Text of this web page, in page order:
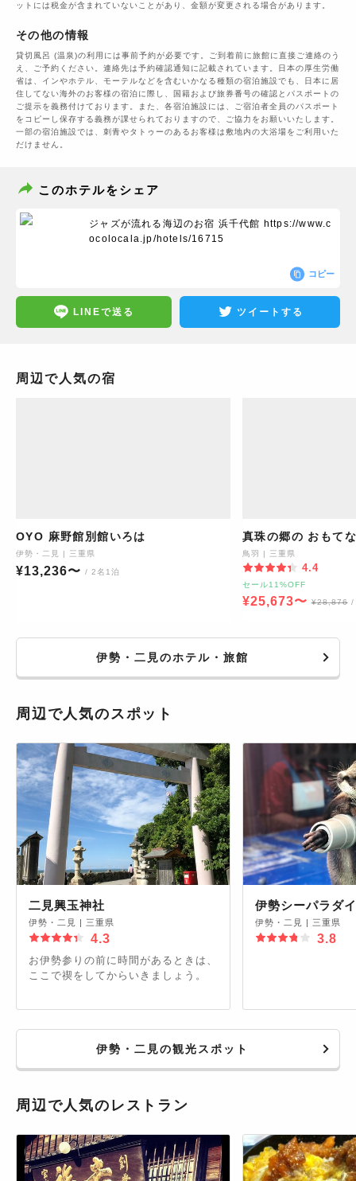
ットには税金が含まれていないことがあり、金額が変更される場合があります。
その他の情報
貸切風呂 (温泉)の利用には事前予約が必要です。ご到着前に旅館に直接ご連絡のう
え、ご予約ください。連絡先は予約確認通知に記載されています。日本の厚生労働
省は、インやホテル、モーテルなどを含むいかなる種類の宿泊施設でも、日本に​居
住してない海外のお客様の宿泊に際し、国籍および旅券番号の確認とパスポートの
ご提示を義務付け​ております。また、各宿泊施設には、ご宿泊者全員のパスポート
をコピーし保存する義務が課せられておりますの​で、ご協力をお願いいたします。
一部の宿泊施設では、刺青やタトゥーのあるお客様は敷地内の大浴場をご利用いた
だけません。
このホテルをシェア
ジャズが流れる海辺のお宿 浜千代館 https://www.c
ocolocala.jp/hotels/16715
コピー
LINEで送る ツイートする
周辺で人気の宿
OYO 麻野館別館いろは
伊勢・二見 三重県
¥13,236〜 / 2名1泊
真珠の郷の おもて
鳥羽 三重県
4.4
セール11%OFF
¥25,673〜 ¥28,876 /
伊勢・二見のホテル・旅館
周辺で人気のスポット
二見興玉神社
伊勢・二見 三重県
4.3
お伊勢参りの前に時間があるときは、
ここで禊をしてからいきましょう。
伊勢シーパラダ
伊勢・二見 三重県
3.8
伊勢・二見の観光スポット
周辺で人気のレストラン